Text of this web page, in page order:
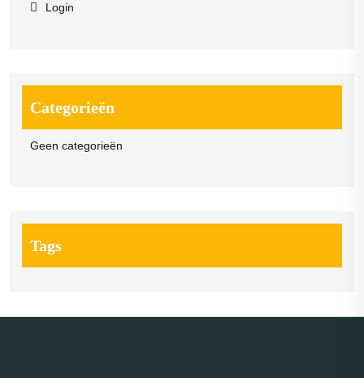
Login
Categorieën
Geen categorieën
Tags